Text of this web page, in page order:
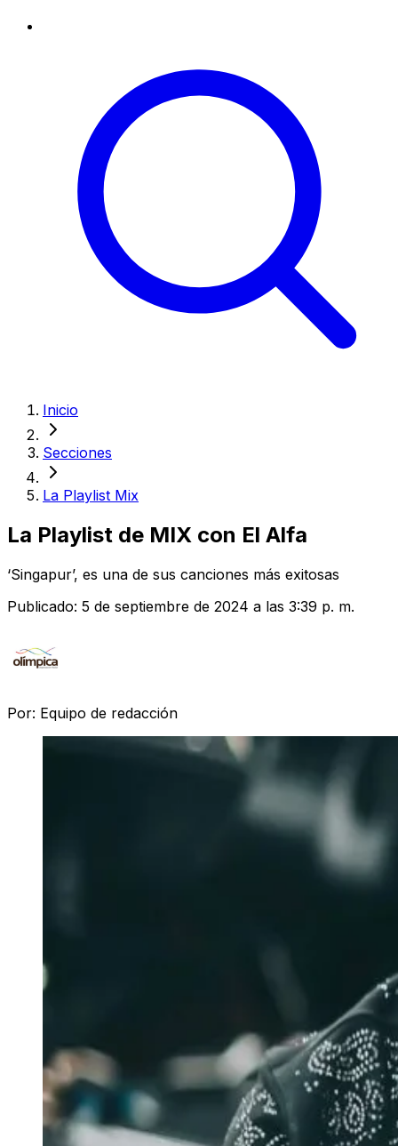
Inicio
Secciones
La Playlist Mix
La Playlist de MIX con El Alfa
‘Singapur’, es una de sus canciones más exitosas
Publicado: 5 de septiembre de 2024 a las 3:39 p. m.
Por: Equipo de redacción